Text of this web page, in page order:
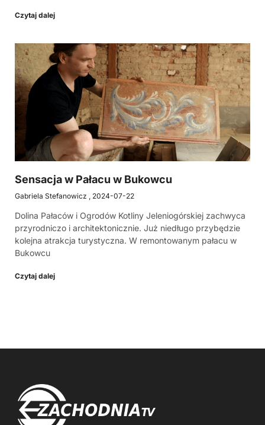
Czytaj dalej
Sensacja w Pałacu w Bukowcu
Gabriela Stefanowicz 2024-07-22
Dolina Pałaców i Ogrodów Kotliny Jeleniogórskiej zachwyca
przyrodniczo i architektonicznie. Już niedługo przybędzie
kolejna atrakcja turystyczna. W remontowanym pałacu w
Bukowcu
Czytaj dalej